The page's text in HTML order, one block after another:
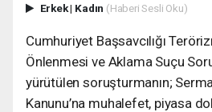
Erkek| Kadın (Haberi Sesli Oku)
Cumhuriyet Başsavcılığı
Önlenmesi ve Aklama Suçu
yürütülen soruşturmanın;
Kanunu’na muhalefet, piyasa